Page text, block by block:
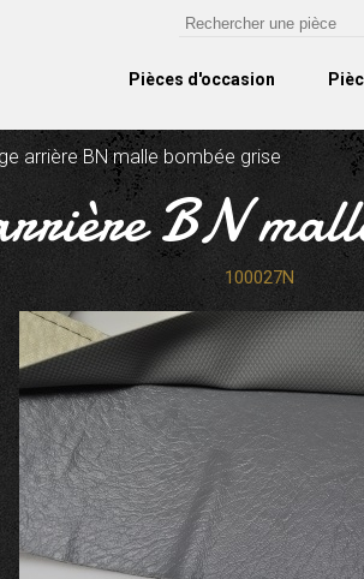
Pièces d'occasion
arrière BN malle bombée grise
BN
100027N